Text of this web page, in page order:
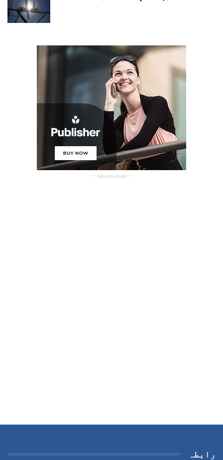
- Advertisement -
رابطہ